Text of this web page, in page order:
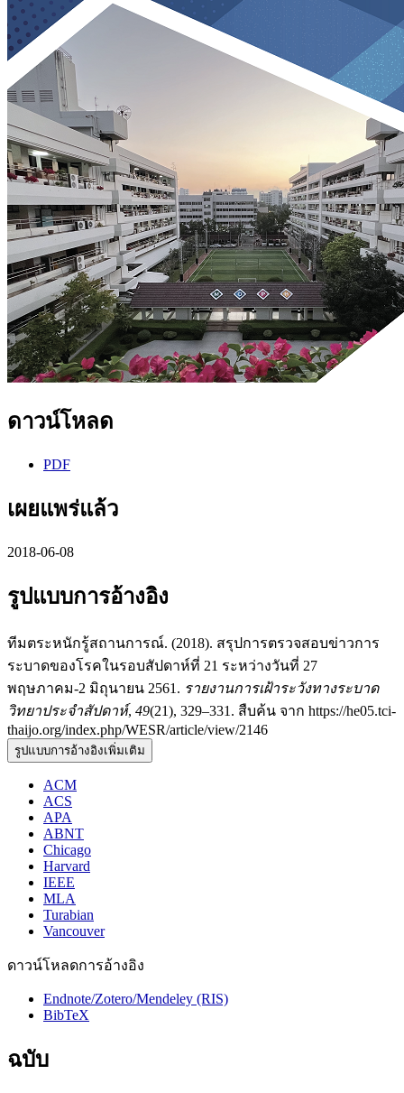
ดาวน์โหลด
PDF
เผยแพร่แล้ว
2018-06-08
รูปแบบการอ้างอิง
ทีมตระหนักรู้สถานการณ์. (2018). สรุปการตรวจสอบข่าวการ
ระบาดของโรคในรอบสัปดาห์ที่ 21 ระหว่างวันที่ 27
พฤษภาคม-2 มิถุนายน 2561. รายงานการเฝ้าระวังทางระบาด
วิทยาประจำสัปดาห์, 49(21), 329–331. สืบค้น จาก https://he05.tci-
thaijo.org/index.php/WESR/article/view/2146
รูปแบบการอ้างอิงเพิ่มเติม
ACM
ACS
APA
ABNT
Chicago
Harvard
IEEE
MLA
Turabian
Vancouver
ดาวน์โหลดการอ้างอิง
Endnote/Zotero/Mendeley (RIS)
BibTeX
ฉบับ